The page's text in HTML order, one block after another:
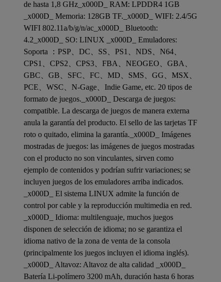
de hasta 1,8 GHz_x000D_ RAM: LPDDR4 1GB
_x000D_ Memoria: 128GB TF._x000D_ WIFI: 2.4/5G
WIFI 802.11a/b/g/n/ac_x000D_ Bluetooth:
4.2_x000D_ SO: LINUX _x000D_ Emuladores:
Soporta ：PSP、DC、SS、PS1、NDS、N64、
CPS1、CPS2、CPS3、FBA、NEOGEO、GBA、
GBC、GB、SFC、FC、MD、SMS、GG、MSX、
PCE、WSC、N-Gage、Indie Game, etc. 20 tipos de
formato de juegos._x000D_ Descarga de juegos:
compatible. La descarga de juegos de manera externa
anula la garantía del producto. El sello de las tarjetas TF
roto o quitado, elimina la garantía._x000D_ Imágenes
mostradas de juegos: las imágenes de juegos mostradas
con el producto no son vinculantes, sirven como
ejemplo de contenidos y podrían sufrir variaciones; se
incluyen juegos de los emuladores arriba indicados.
_x000D_ El sistema LINUX admite la función de
control por cable y la reproducción multimedia en red.
_x000D_ Idioma: multilenguaje, muchos juegos
disponen de selección de idioma; no se garantiza el
idioma nativo de la zona de venta de la consola
(principalmente los juegos incluyen el idioma inglés).
_x000D_ Altavoz: Altavoz de alta calidad _x000D_
Batería Li-polímero 3200 mAh, duración hasta 6 horas